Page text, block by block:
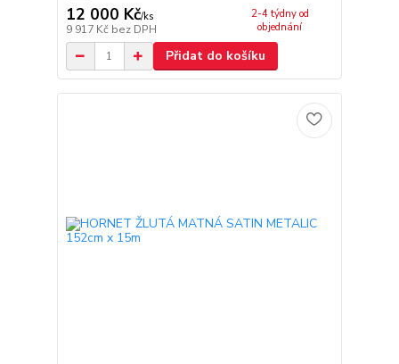
12 000 Kč/ks
9 917 Kč bez DPH
2-4 týdny od
objednání
Přidat do košíku